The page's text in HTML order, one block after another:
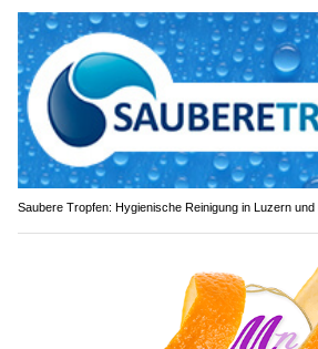
Saubere Tropfen: Hygienische Reinigung in Luzern